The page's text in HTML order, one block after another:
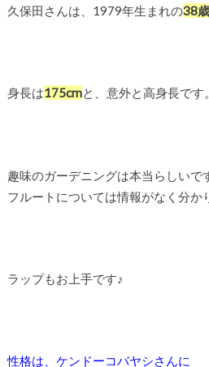
久保田さんは、1979年生まれの38歳
身長は175cmと、意外と高身長です。
趣味のガーデニングは本当らしいで
フルートについては情報がなく分か
ラップもお上手です♪
性格は、ケンドーコバヤシさんに